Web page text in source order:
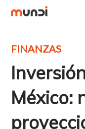
FINANZAS
México: